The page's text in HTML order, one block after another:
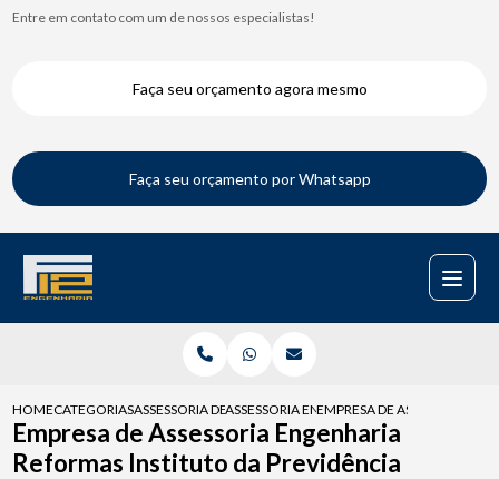
Entre em contato com um de nossos especialistas!
Faça seu orçamento agora mesmo
Faça seu orçamento por Whatsapp
HOMECATEGORIASASSESSORIA DE ENGENHARIAASSESSORIA ENGENHARIA NBR 16280
EMPRESA DE ASSESSORIA
Empresa de Assessoria Engenharia
Reformas Instituto da Previdência